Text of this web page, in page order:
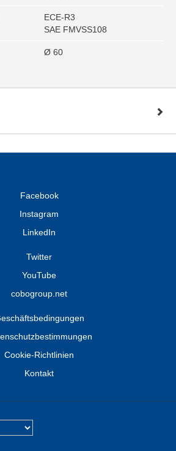
ECE-R3
SAE FMVSS108
Ø 60
Facebook
Instagram
LinkedIn
Twitter
YouTube
cobogroup.net
Cookie-Richtlinien
Kontakt